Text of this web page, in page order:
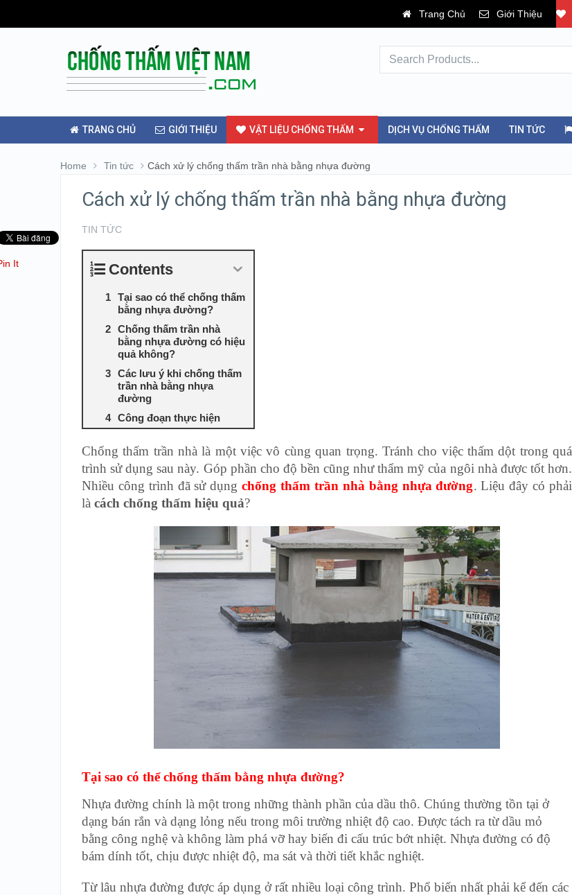
Trang Chủ Giới Thiệu
TRANG CHỦ GIỚI THIỆU VẬT LIỆU CHỐNG THẤM DỊCH VỤ CHỐNG THẤM TIN TỨC
Home Tin tức Cách xử lý chống thấm trần nhà bằng nhựa đường
Cách xử lý chống thấm trần nhà bằng nhựa đường
TIN TỨC
Contents
Tại sao có thể chống thấm
bằng nhựa đường?
Chống thấm trần nhà
bằng nhựa đường có hiệu
quả không?
Các lưu ý khi chống thấm
trần nhà bằng nhựa
đường
Công đoạn thực hiện
Chống thấm trần nhà là một việc vô cùng quan trọng. Tránh cho việc thấm dột trong quá
trình sử dụng sau này. Góp phần cho độ bền cũng như thẩm mỹ của ngôi nhà được tốt hơn.
Nhiều công trình đã sử dụngchống thấm trần nhà bằng nhựa đường. Liệu đây có phải
là cách chống thấm hiệu quả?
Tại sao có thể chống thấm bằng nhựa đường?
Nhựa đường chính là một trong những thành phần của dầu thô. Chúng thường tồn tại ở
dạng bán rắn và dạng lỏng nếu trong môi trường nhiệt độ cao. Được tách ra từ dầu mỏ
bằng công nghệ và không làm phá vỡ hay biến đi cấu trúc bớt nhiệt. Nhựa đường có độ
bám dính tốt, chịu được nhiệt độ, ma sát và thời tiết khắc nghiệt.
Từ lâu nhựa đường được áp dụng ở rất nhiều loại công trình. Phổ biến nhất phải kể đến các
It